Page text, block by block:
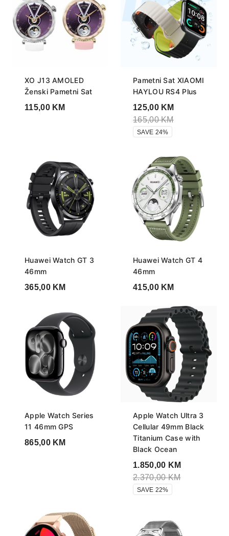
XO J13 AMOLED
Ženski Pametni Sat
115,00 KM
Pametni Sat XIAOMI
HAYLOU RS4 Plus
125,00 KM
165,00KM
SAVE 24%
Huawei Watch GT 3
46mm
365,00 KM
Huawei Watch GT 4
46mm
415,00 KM
Apple Watch Series
11 46mm GPS
865,00 KM
Apple Watch Ultra 3
Cellular 49mm Black
Titanium Case with
Black Ocean
1.850,00 KM
2.370,00KM
SAVE 22%